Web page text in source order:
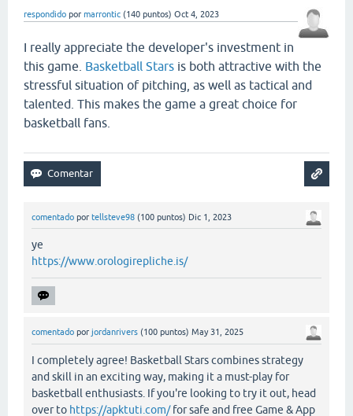
respondido por marrontic (140 puntos) Oct 4, 2023
I really appreciate the developer's investment in
this game. Basketball Stars is both attractive with the
stressful situation of pitching, as well as tactical and
talented. This makes the game a great choice for
basketball fans.
comentado por tellsteve98 (100 puntos) Dic 1, 2023
ye
https://www.orologirepliche.is/
comentado por jordanrivers (100 puntos) May 31, 2025
I completely agree! Basketball Stars combines strategy
and skill in an exciting way, making it a must-play for
basketball enthusiasts. If you're looking to try it out, head
over to https://apktuti.com/for safe and free Game & App